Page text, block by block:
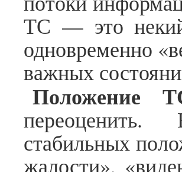
ТС — это
одновременно
важных
Положение
переоценить.
стабильных
жалости»,